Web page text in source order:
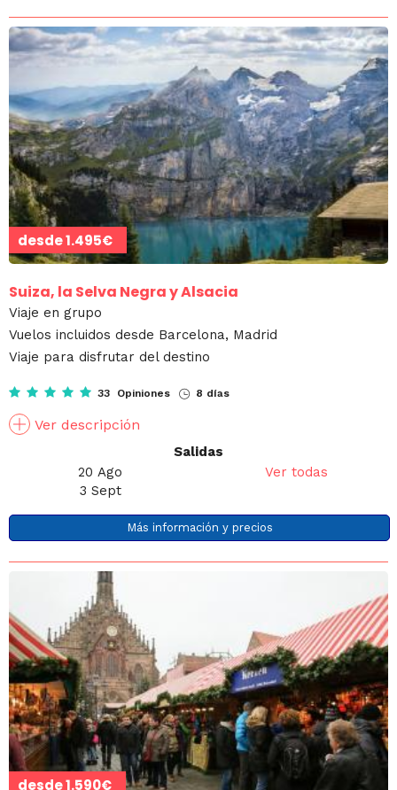
desde1.495€
Suiza, la Selva Negra y Alsacia
Viaje en grupo
Vuelos incluidos desde Barcelona, Madrid
Viaje para disfrutar del destino
33 Opiniones 8 días
Ver descripción
Salidas
20 Ago
3 Sept
Ver todas
Más información y precios
desde1.590€